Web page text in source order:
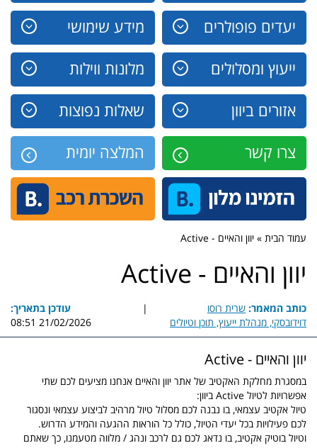
יעדים פופולרים מידע שימושי
ייעוץ ומסלולים מלונות ווילות
אזורים ביוון שאלות נפוצות
צרו קשר המלצה יומית
עמוד הבית » יוון והאיים - Active
יוון והאיים - Active
כותב המאמר: שרית רוסו
דוידובסקי, מנהלת ייעוץ, תוכן וטיולים
|
עודכן בתאריך:
21/02/2026 08:51
יוון והאיים - Active
במסגרת מחלקת האקטיב של אתר יוון והאיים אנחנו מציעים לכם שתי
אפשרויות לטיול Active ביוון:
טיול אקטיב עצמאי, בו נבנה לכם מסלול טיול מרהיב לביצוע עצמאי ונסגור
לכם פעילויות בכל יעדי הטיול, כולל כל הוראות ההגעה והמידע הדרוש.
וטיול בוטיק אקטיב, בו נדאג לכם גם לרכב ונהג / מלווה מטעמנו, כך שאתם